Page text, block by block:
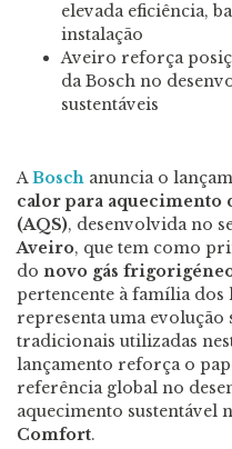
elevada eficiência,
instalação
Aveiro reforça
da Bosch no
sustentáveis
ABosch anuncia o
calor para aquecimento
(AQS), desenvolvida no
Aveiro, que tem como
do novo gás
pertencente à família
representa uma evolução
tradicionais utilizadas
lançamento reforça o
referência global no
aquecimento sustentável
Comfort.